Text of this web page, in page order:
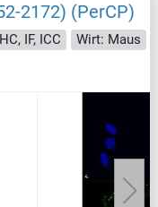
2172) (PerCP)
IF, ICC
Wirt: Maus